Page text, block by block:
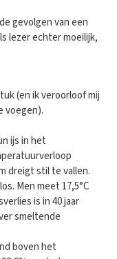
gevolgen van een
lezer echter moeilijk,
(en ik veroorloof mij
voegen).
ijs in het
dreigt stil te vallen.
Men meet 17,5°C
is in 40 jaar
smeltende
boven het